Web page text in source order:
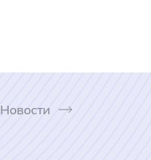
Новости